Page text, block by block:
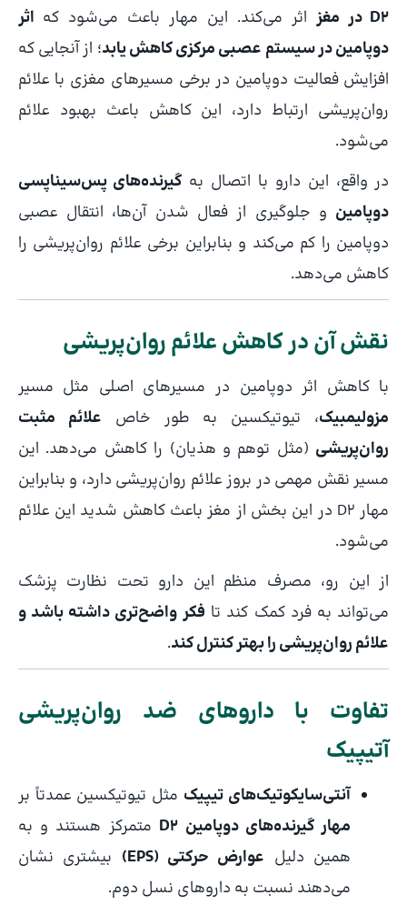
D2 در مغز
اثر می‌کند. این مهار باعث می‌شود که اثر
دوپامین در سیستم عصبی مرکزی کاهش یابد؛ از آنجایی که
افزایش فعالیت دوپامین در برخی مسیرهای مغزی با علائم
روان‌پریشی ارتباط دارد، این کاهش باعث بهبود علائم
می‌شود.
در واقع، این دارو با اتصال به گیرنده‌های پس‌سیناپسی
دوپامین و جلوگیری از فعال شدن آن‌ها، انتقال عصبی
دوپامین را کم می‌کند و بنابراین برخی علائم روان‌پریشی را
کاهش می‌دهد.
نقش آن در کاهش علائم روان‌پریشی
با کاهش اثر دوپامین در مسیرهای اصلی مثل مسیر
مزولیمبیک، تیوتیکسین به طور خاص علائم مثبت
روان‌پریشی (مثل توهم و هذیان) را کاهش می‌دهد. این
مسیر نقش مهمی در بروز علائم روان‌پریشی دارد، و بنابراین
مهار D2 در این بخش از مغز باعث کاهش شدید این علائم
می‌شود.
از این رو، مصرف منظم این دارو تحت نظارت پزشک
می‌تواند به فرد کمک کند تا فکر واضح‌تری داشته باشد و
علائم روان‌پریشی را بهتر کنترل کند.
تفاوت با داروهای ضد روان‌پریشی
آتیپیک
آنتی‌سایکوتیک‌های تیپیک مثل تیوتیکسین عمدتاً بر
مهار گیرنده‌های دوپامین D2
متمرکز هستند و به
همین دلیل عوارض حرکتی (EPS)
بیشتری نشان
می‌دهند نسبت به داروهای نسل دوم.